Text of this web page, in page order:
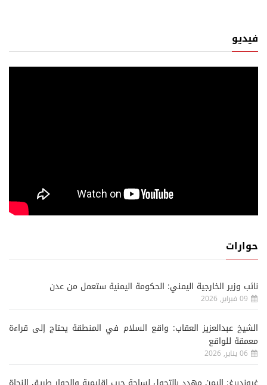
فيديو
حوارات
نائب وزير الخارجية اليمني: الحكومة اليمنية ستعمل من عدن
09 فبراير, 2026
الشيخ عبدالعزيز العقاب: واقع السلام في المنطقة يحتاج إلى قراءة
معمقة للواقع
06 يناير, 2026